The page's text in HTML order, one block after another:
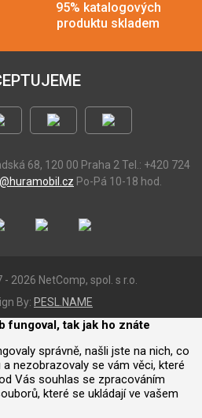
95% katalogových
produktu skladem
68, 120 00 Praha 2 Tel.: +420 724
Po-Pá 10-18 hod.
2026 NetComp, spol. s r.o.
By: PESL.NAME
fungoval, tak jak ho znáte
správně, našli jste na nich, co
nezobrazovaly se vám věci, které
Vás souhlas se zpracováním
které se ukládají ve vašem